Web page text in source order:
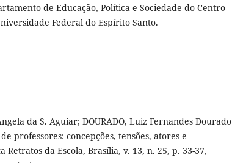
de Educação, Política e Sociedade do Centro
Federal do Espírito Santo.
da S. Aguiar; DOURADO, Luiz Fernandes Dourado
professores: concepções, tensões, atores e
Retratos da Escola, Brasília, v. 13, n. 25, p. 33-37,